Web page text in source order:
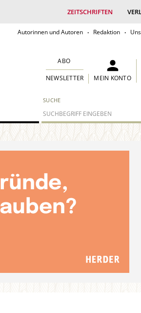
ZEITSCHRIFTEN
Autorinnen und Autoren Redaktion
SUCHE
ABO
NEWSLETTER MEIN KONTO